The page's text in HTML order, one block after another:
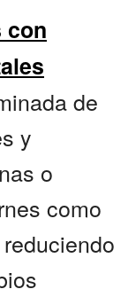
con
de
y
o
como